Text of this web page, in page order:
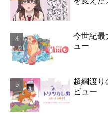
今世紀最
ュー
超綱渡り
ビュー